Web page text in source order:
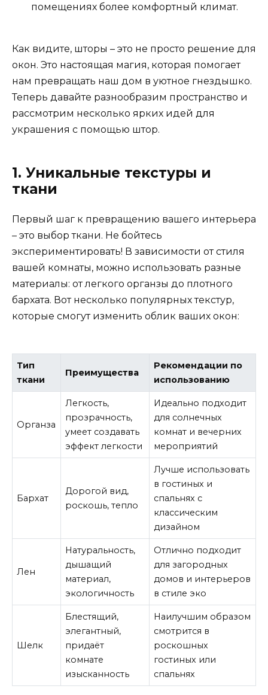
помещениях более комфортный климат.
Как видите, шторы – это не просто решение для
окон. Это настоящая магия, которая помогает
нам превращать наш дом в уютное гнездышко.
Теперь давайте разнообразим пространство и
рассмотрим несколько ярких идей для
украшения с помощью штор.
1. Уникальные текстуры и
ткани
Первый шаг к превращению вашего интерьера
– это выбор ткани. Не бойтесь
экспериментировать! В зависимости от стиля
вашей комнаты, можно использовать разные
материалы: от легкого органзы до плотного
бархата. Вот несколько популярных текстур,
которые смогут изменить облик ваших окон:
Тип
ткани
Преимущества
Рекомендации по
использованию
Органза
Легкость,
прозрачность,
умеет создавать
эффект легкости
Идеально подходит
для солнечных
комнат и вечерних
мероприятий
Бархат
Дорогой вид,
роскошь, тепло
Лучше использовать
в гостиных и
спальнях с
классическим
дизайном
Лен
Натуральность,
дышащий
материал,
экологичность
Отлично подходит
для загородных
домов и интерьеров
в стиле эко
Шелк
Блестящий,
элегантный,
придаёт
комнате
изысканность
Наилучшим образом
смотрится в
роскошных
гостиных или
спальнях